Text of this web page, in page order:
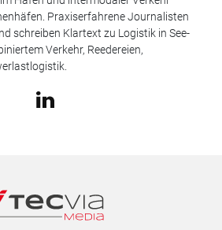
Praxiserfahrene Journalisten
schreiben Klartext zu Logistik in See-
Verkehr, Reedereien,